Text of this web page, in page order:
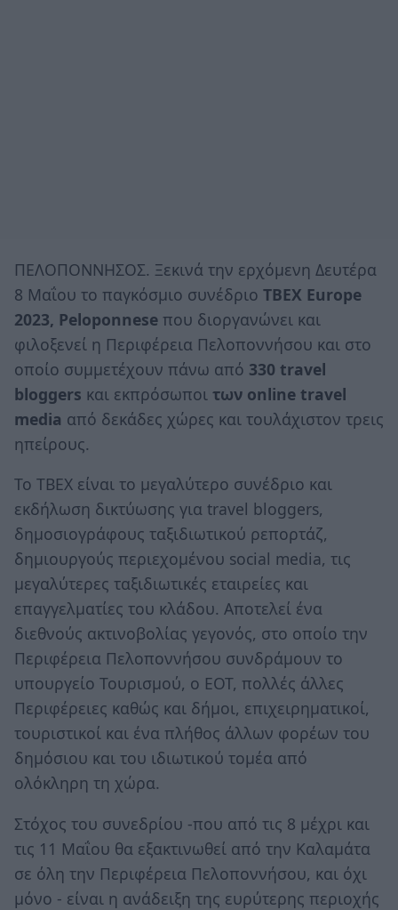
ΠΕΛΟΠΟΝΝΗΣΟΣ. Ξεκινά την ερχόμενη Δευτέρα
8 Μαΐου το παγκόσμιο συνέδριο ΤΒΕΧ Europe
2023, Peloponnese που διοργανώνει και
φιλοξενεί η Περιφέρεια Πελοποννήσου και στο
οποίο συμμετέχουν πάνω από 330 travel
bloggers και εκπρόσωποι των online travel
media από δεκάδες χώρες και τουλάχιστον τρεις
ηπείρους.
Το TBEX είναι το μεγαλύτερο συνέδριο και
εκδήλωση δικτύωσης για travel bloggers,
δημοσιογράφους ταξιδιωτικού ρεπορτάζ,
δημιουργούς περιεχομένου social media, τις
μεγαλύτερες ταξιδιωτικές εταιρείες και
επαγγελματίες του κλάδου. Αποτελεί ένα
διεθνούς ακτινοβολίας γεγονός, στο οποίο την
Περιφέρεια Πελοποννήσου συνδράμουν το
υπουργείο Τουρισμού, ο ΕΟΤ, πολλές άλλες
Περιφέρειες καθώς και δήμοι, επιχειρηματικοί,
τουριστικοί και ένα πλήθος άλλων φορέων του
δημόσιου και του ιδιωτικού τομέα από
ολόκληρη τη χώρα.
Στόχος του συνεδρίου -που από τις 8 μέχρι και
τις 11 Μαΐου θα εξακτινωθεί από την Καλαμάτα
σε όλη την Περιφέρεια Πελοποννήσου, και όχι
μόνο - είναι η ανάδειξη της ευρύτερης περιοχής